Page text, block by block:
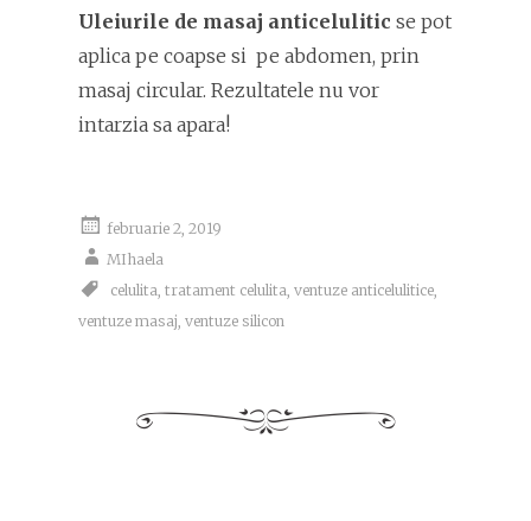
Uleiurile de masaj anticelulitic se pot
aplica pe coapse si pe abdomen, prin
masaj circular. Rezultatele nu vor
intarzia sa apara!
februarie 2, 2019
MIhaela
celulita, tratament celulita, ventuze anticelulitice,
ventuze masaj, ventuze silicon